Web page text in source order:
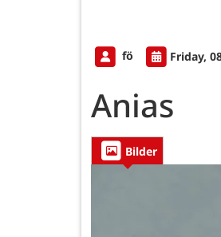
fö Friday,
Anias
Bilder